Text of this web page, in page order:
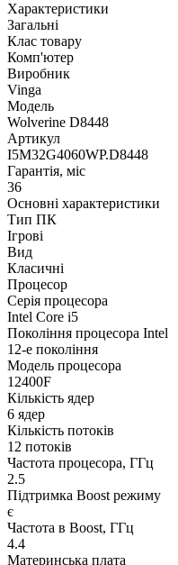
Характеристики
Загальні
Клас товару
Комп'ютер
Виробник
Vinga
Модель
Wolverine D8448
Артикул
I5M32G4060WP.D8448
Гарантія, міс
36
Основні характеристики
Тип ПК
Ігрові
Вид
Класичні
Процесор
Серія процесора
Intel Core i5
Покоління процесора Intel
12-е покоління
Модель процесора
12400F
Кількість ядер
6 ядер
Кількість потоків
12 потоків
Частота процесора, ГГц
2.5
Підтримка Boost режиму
є
Частота в Boost, ГГц
4.4
Материнська плата